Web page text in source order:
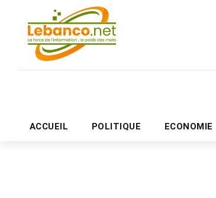
ACCUEIL POLITIQUE ECONOMIE